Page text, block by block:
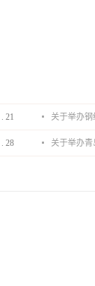
. 21 关于举办钢结
. 28 关于举办青